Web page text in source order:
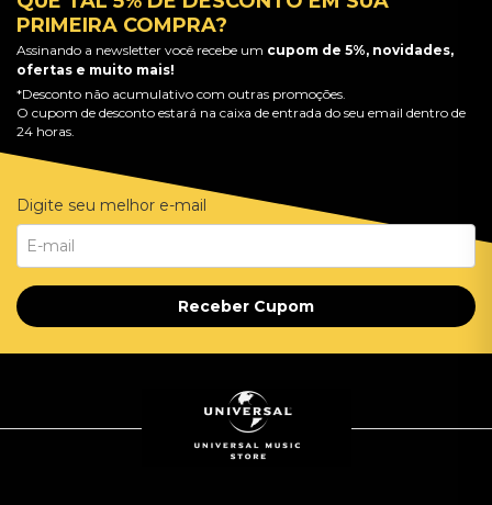
PRIMEIRA COMPRA?
Assinando a newsletter você recebe um cupom de 5%, novidades,
ofertas e muito mais!
*Desconto não acumulativo com outras promoções.
O cupom de desconto estará na caixa de entrada do seu email dentro de
24 horas.
Digite seu melhor e-mail
Receber Cupom